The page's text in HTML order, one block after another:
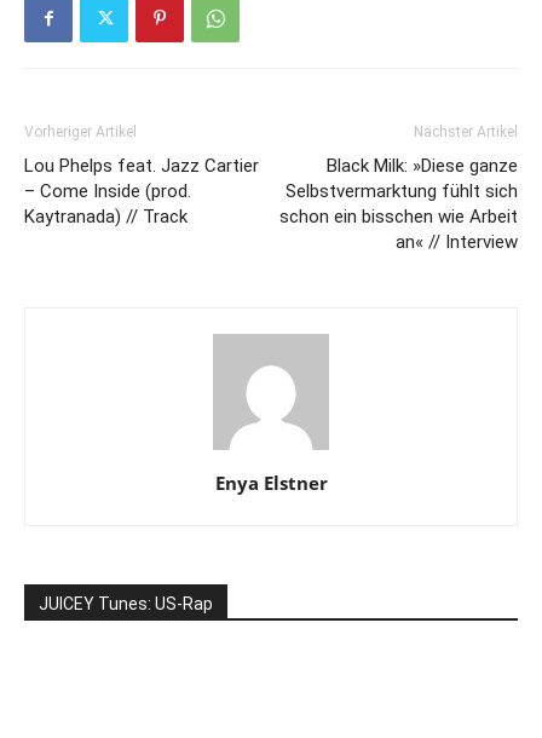
Vorheriger Artikel
Lou Phelps feat. Jazz Cartier
– Come Inside (prod.
Kaytranada) // Track
Nächster Artikel
Black Milk: »Diese ganze
Selbstvermarktung fühlt sich
schon ein bisschen wie Arbeit
an« // Interview
Enya Elstner
JUICEY Tunes: US-Rap